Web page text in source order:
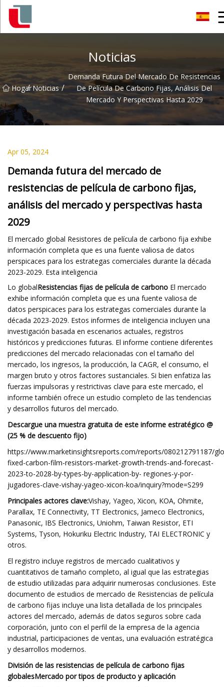
Noticias
Hogar
/ Noticias /
Demanda Futura Del Mercado De Resistencias
De Película De Carbono Fijas, Análisis Del
Mercado Y Perspectivas Hasta 2029
Apr 05, 2024
Demanda futura del mercado de
resistencias de película de carbono fijas,
análisis del mercado y perspectivas hasta
2029
El mercado global Resistores de película de carbono fija exhibe
información completa que es una fuente valiosa de datos
perspicaces para los estrategas comerciales durante la década
2023-2029. Esta inteligencia
Lo globalResistencias fijas de película de carbono El mercado
exhibe información completa que es una fuente valiosa de
datos perspicaces para los estrategas comerciales durante la
década 2023-2029. Estos informes de inteligencia incluyen una
investigación basada en escenarios actuales, registros
históricos y predicciones futuras. El informe contiene diferentes
predicciones del mercado relacionadas con el tamaño del
mercado, los ingresos, la producción, la CAGR, el consumo, el
margen bruto y otros factores sustanciales. Si bien enfatiza las
fuerzas impulsoras y restrictivas clave para este mercado, el
informe también ofrece un estudio completo de las tendencias
y desarrollos futuros del mercado.
Descargue una muestra gratuita de este informe estratégico @
(25 % de descuento fijo)
https://www.marketinsightsreports.com/reports/080212791187/
fixed-carbon-film-resistors-market-growth-trends-and-forecast-
2023-to-2028-by-types-by-application-by- regiones-y-por-
jugadores-clave-vishay-yageo-xicon-koa/inquiry?mode=S299
Principales actores clave:Vishay, Yageo, Xicon, KOA, Ohmite,
Parallax, TE Connectivity, TT Electronics, Jameco Electronics,
Panasonic, IBS Electronics, Uniohm, Taiwan Resistor, ETI
Systems, Tyson, Hokuriku Electric Industry, TAI ELECTRONIC y
otros.
El registro incluye registros de mercado cualitativos y
cuantitativos de tamaño completo, al igual que las estrategias
de estudio utilizadas para adquirir numerosas conclusiones. Este
documento de estudios de mercado de Resistencias de película
de carbono fijas incluye una lista detallada de los principales
actores del mercado, además de datos seguros sobre cada
corporación, junto con el perfil de la empresa de la agencia
industrial, participaciones de ventas, una evaluación estratégica
y desarrollos modernos.
División de las resistencias de película de carbono fijas
globalesMercado por tipos de producto y aplicación